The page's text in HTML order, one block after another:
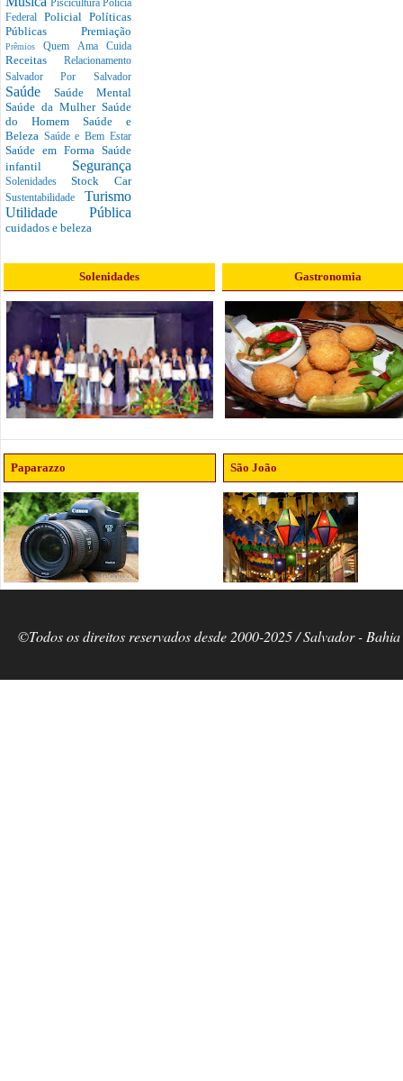
Piscicultura Policia
Federal Policial Políticas
Públicas Premiação
PrêmiosQuem Ama Cuida
Receitas Relacionamento
Salvador Por Salvador
Saúde Saúde Mental
Saúde da Mulher Saúde
do Homem Saúde e
Beleza Saúde e Bem Estar
Saúde em Forma Saúde
infantil Segurança
SolenidadesStock Car
Sustentabilidade Turismo
Utilidade Pública
cuidados e beleza
Solenidades Gastronomia
Paparazzo São João
©Todos os direitos reservados desde 2000-2025 / Salvador -